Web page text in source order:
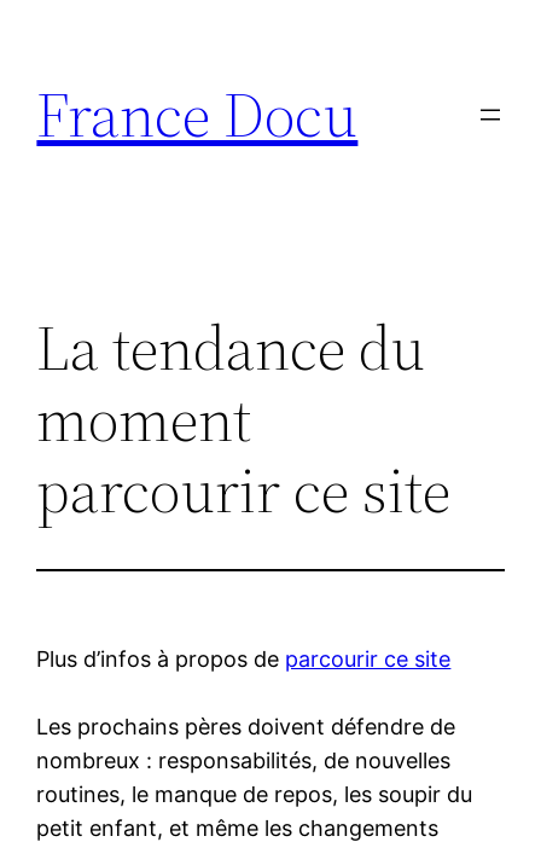
contenu
France Docu
La tendance du
moment
parcourir ce site
Plus d’infos à propos de parcourir ce site
Les prochains pères doivent défendre de
nombreux : responsabilités, de nouvelles
routines, le manque de repos, les soupir du
petit enfant, et même les changements